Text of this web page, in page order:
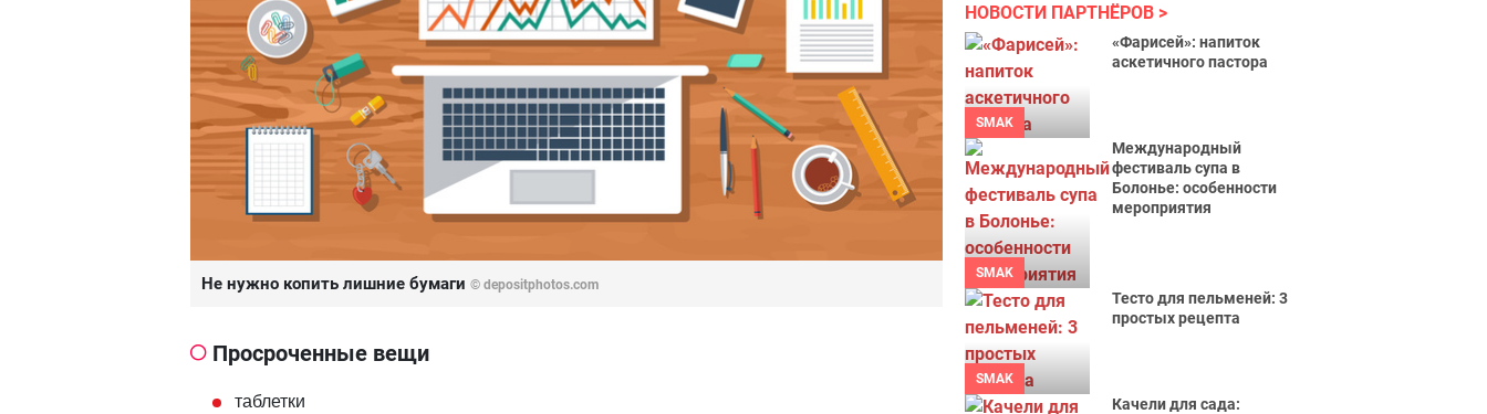
Не нужно копить лишние бумаги © depositphotos.com
Просроченные вещи
таблетки
НОВОСТИ ПАРТНЁРОВ
SMAK
«Фарисей»: напиток
аскетичного пастора
SMAK
Международный
фестиваль супа в
Болонье: особенности
мероприятия
SMAK
Тесто для пельменей: 3
простых рецепта
Качели для сада: